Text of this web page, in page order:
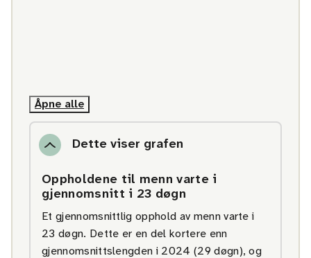
Åpne alle
Dette viser grafen
Oppholdene til menn varte i
gjennomsnitt i 23 døgn
Et gjennomsnittlig opphold av menn varte i
23 døgn. Dette er en del kortere enn
gjennomsnittslengden i 2024 (29 døgn), og